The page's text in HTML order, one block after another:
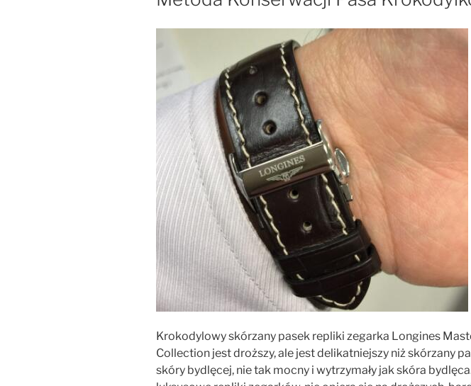
Krokodylowy skórzany pasek repliki zegarka Longines
Collection jest droższy, ale jest delikatniejszy niż skórzany
skóry bydlęcej, nie tak mocny i wytrzymały jak skóra